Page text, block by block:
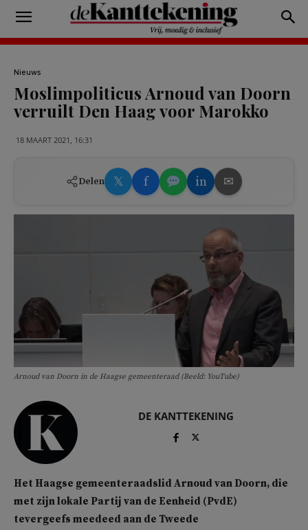
Nieuws
Moslimpoliticus Arnoud van Doorn
verruilt Den Haag voor Marokko
18 MAART 2021, 16:31
Delen 𝕏 f in ✉
Arnoud van Doorn in de Haagse gemeenteraad (Beeld: YouTube)
DE KANTTEKENING
Het Haagse gemeenteraadslid Arnoud van Doorn, die
met zijn lokale Partij van de Eenheid (PvdE)
tevergeefs meedeed aan de Tweede